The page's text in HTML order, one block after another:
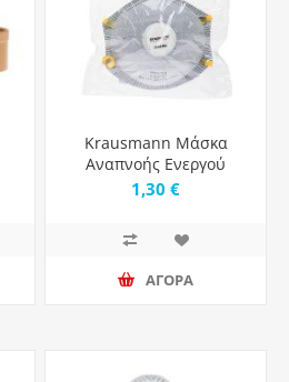
Krausmann Μάσκα
Αναπνοής Ενεργού
Άνθρακα FFP2 NR με
1,30 €
ΑΓΟΡΑ